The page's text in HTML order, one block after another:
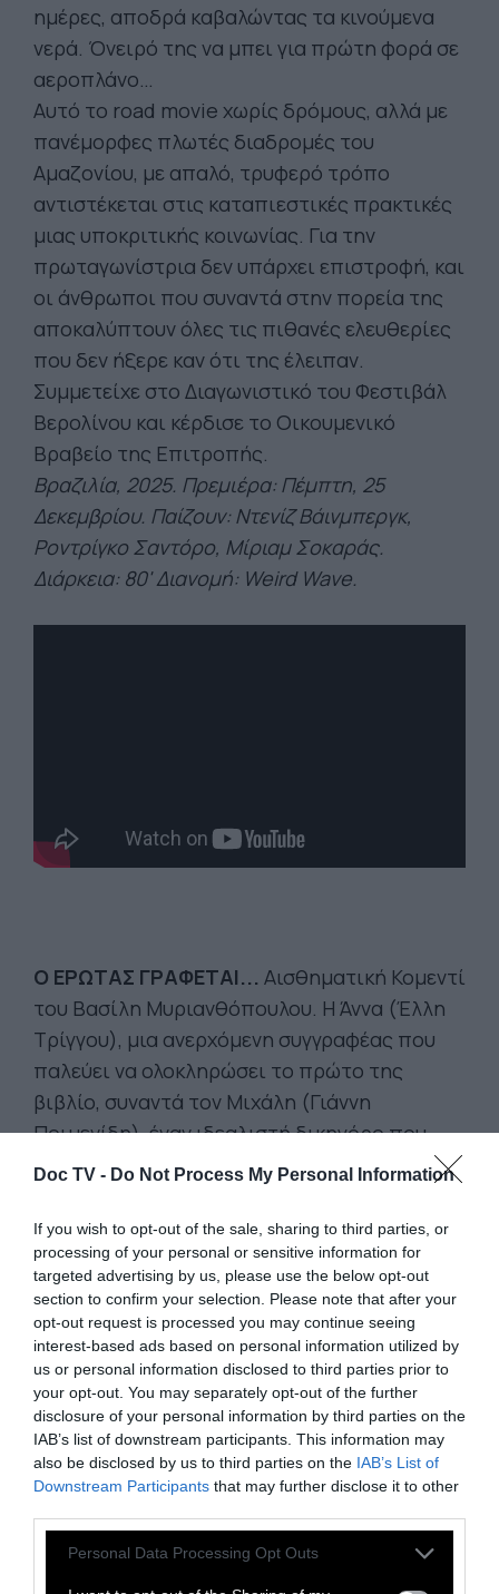
Doc TV - Do Not Process My Personal Information
If you wish to opt-out of the sale, sharing to third parties, or
processing of your personal or sensitive information for
targeted advertising by us, please use the below opt-out
section to confirm your selection. Please note that after your
opt-out request is processed you may continue seeing
interest-based ads based on personal information utilized by
us or personal information disclosed to third parties prior to
your opt-out. You may separately opt-out of the further
disclosure of your personal information by third parties on the
IAB’s list of downstream participants. This information may
also be disclosed by us to third parties on the IAB’s List of
Downstream Participants that may further disclose it to other
Personal Data Processing Opt Outs
ημέρες, αποδρά καβαλώντας τα κινούμενα
νερά. Όνειρό της να μπει για πρώτη φορά σε
αεροπλάνο…
Αυτό το road movie χωρίς δρόμους, αλλά με
πανέμορφες πλωτές διαδρομές του
Αμαζονίου, με απαλό, τρυφερό τρόπο
αντιστέκεται στις καταπιεστικές πρακτικές
μιας υποκριτικής κοινωνίας. Για την
πρωταγωνίστρια δεν υπάρχει επιστροφή, και
οι άνθρωποι που συναντά στην πορεία της
αποκαλύπτουν όλες τις πιθανές ελευθερίες
που δεν ήξερε καν ότι της έλειπαν.
Συμμετείχε στο Διαγωνιστικό του Φεστιβάλ
Βερολίνου και κέρδισε το Οικουμενικό
Βραβείο της Επιτροπής.
Βραζιλία, 2025. Πρεμιέρα: Πέμπτη, 25
Δεκεμβρίου. Παίζουν: Ντενίζ Βάινμπεργκ,
Ροντρίγκο Σαντόρο, Μίριαμ Σοκαράς.
Διάρκεια: 80' Διανομή: Weird Wave.
Ο ΕΡΩΤΑΣ ΓΡΑΦΕΤΑΙ... Αισθηματική Κομεντί
του Βασίλη Μυριανθόπουλου. Η Άννα (Έλλη
Τρίγγου), μια ανερχόμενη συγγραφέας που
παλεύει να ολοκληρώσει το πρώτο της
βιβλίο, συναντά τον Μιχάλη (Γιάννη
Ποιμενίδη), έναν ιδεαλιστή δικηγόρο που
ξέρει να χειρίζεται καλά τις λέξεις. Μία
οικογένειάς της θα ανατρέψει τελείως τις
ζωές τους. Όσο οι σελίδες του βιβλίου
γεμίζουν, η φαντασία αρχίζει να μπλέκεται με
την πραγματικότητα και να διαμορφώνει μία
νέα, δική τους ιστορία. Ακολουθήστε τους σε
ένα απολαυστικό ταξίδι γεμάτο
"παρεμβατικούς" φίλους, οικογενειακές
ανατροπές και πολύ χιούμορ. Γιατί μερικές
φορές τον έρωτα δεν μπορείς να τον
γραφτεί… Από τον δημιουργό του «Μόλις